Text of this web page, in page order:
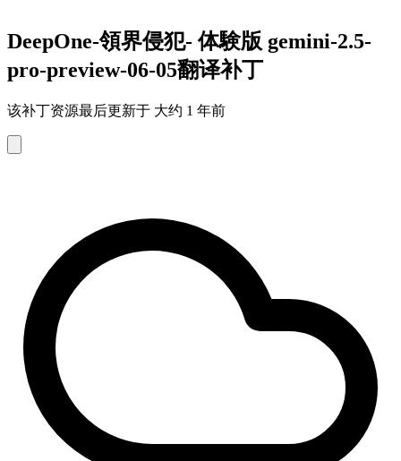
DeepOne-領界侵犯- 体験版 gemini-2.5-
pro-preview-06-05翻译补丁
该补丁资源最后更新于 大约 1 年前